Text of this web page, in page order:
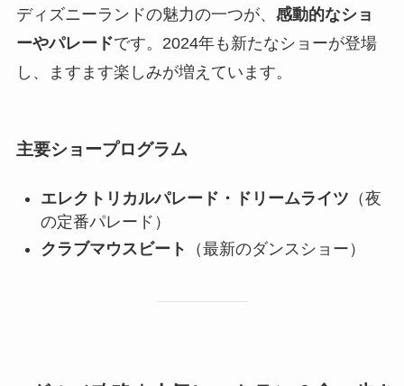
ディズニーランドの魅力の一つが、 感動的なショ
ーやパレードです。2024年も新たなショーが登場
し、ますます楽しみが増えています。
主要ショープログラム
エレクトリカルパレード・ドリームライツ （夜
の定番パレード）
クラブマウスビート
（最新のダンスショー）